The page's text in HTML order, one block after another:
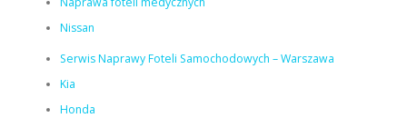
Nissan
Serwis Naprawy Foteli Samochodowych – Warszawa
Kia
Honda